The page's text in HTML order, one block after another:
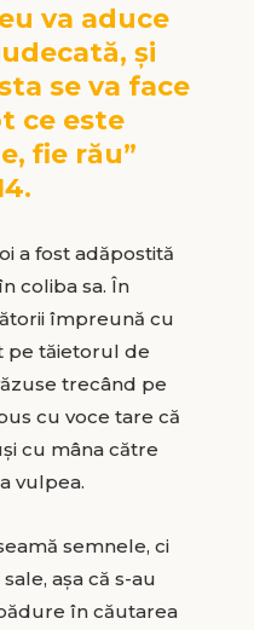
va aduce
și
se va face
ce este
fie rău”
a fost adăpostită
coliba sa. În
împreună cu
pe tăietorul de
trecând pe
cu voce tare că
cu mâna către
vulpea.
semnele, ci
așa că s-au
în căutarea